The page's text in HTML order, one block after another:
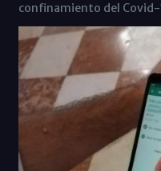
confinamiento del Covid-